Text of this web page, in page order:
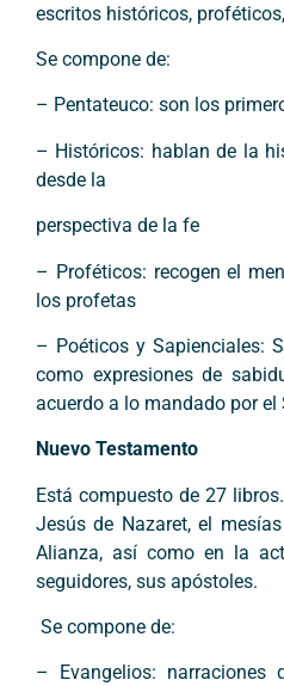
escritos históricos,
Se compone de:
– Pentateuco: son los
– Históricos: hablan de la
desde la
perspectiva de la fe
– Proféticos: recogen el
los profetas
– Poéticos y Sapienciales:
como expresiones de
acuerdo a lo mandado por el
Nuevo Testamento
Está compuesto de 27
Jesús de Nazaret, el
Alianza, así como en la
seguidores, sus apóstoles.
Se compone de:
– Evangelios: narraciones